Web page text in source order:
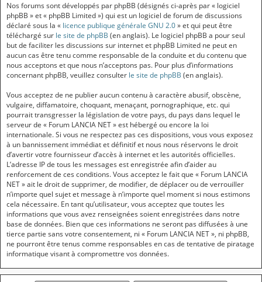
Nos forums sont développés par phpBB (désignés ci-après par « logiciel
phpBB » et « phpBB Limited ») qui est un logiciel de forum de discussions
déclaré sous la « licence publique générale GNU 2.0» et qui peut être
téléchargé sur le site de phpBB (en anglais). Le logiciel phpBB a pour seul
but de faciliter les discussions sur internet et phpBB Limited ne peut en
aucun cas être tenu comme responsable de la conduite et du contenu que
nous acceptons et que nous n’acceptons pas. Pour plus d’informations
concernant phpBB, veuillez consulter le site de phpBB (en anglais).
Vous acceptez de ne publier aucun contenu à caractère abusif, obscène,
vulgaire, diffamatoire, choquant, menaçant, pornographique, etc. qui
pourrait transgresser la législation de votre pays, du pays dans lequel le
serveur de « Forum LANCIA NET » est hébergé ou encore la loi
internationale. Si vous ne respectez pas ces dispositions, vous vous exposez
à un bannissement immédiat et définitif et nous nous réservons le droit
d’avertir votre fournisseur d’accès à internet et les autorités officielles.
L’adresse IP de tous les messages est enregistrée afin d’aider au
renforcement de ces conditions. Vous acceptez le fait que « Forum LANCIA
NET » ait le droit de supprimer, de modifier, de déplacer ou de verrouiller
n’importe quel sujet et message à n’importe quel moment si nous estimons
cela nécessaire. En tant qu’utilisateur, vous acceptez que toutes les
informations que vous avez renseignées soient enregistrées dans notre
base de données. Bien que ces informations ne seront pas diffusées à une
tierce partie sans votre consentement, ni « Forum LANCIA NET », ni phpBB,
ne pourront être tenus comme responsables en cas de tentative de piratage
informatique visant à compromettre vos données.